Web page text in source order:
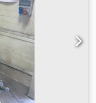
propias en
almacenamiento,
artículos de
máquinas, líneas
Tsvjrf No
más ofertas en
previa cita.
Hirsch